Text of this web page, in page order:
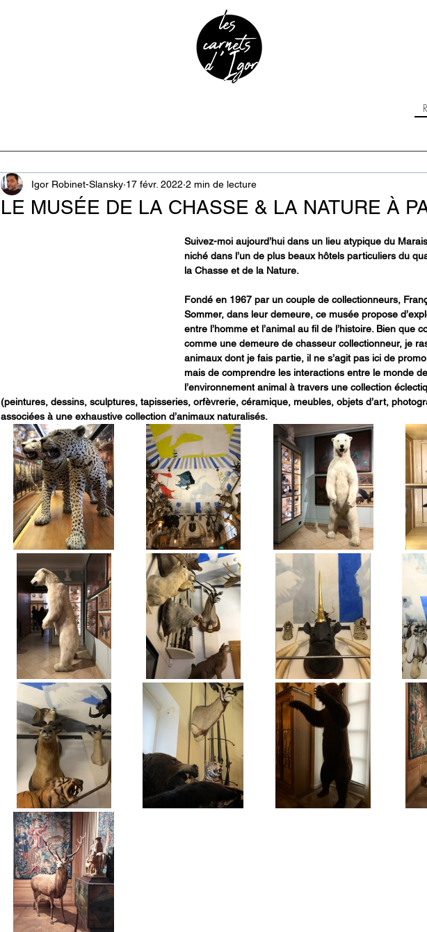
LE MUSÉE DE LA CHASSE & LA NATURE À
Igor Robinet-Slansky 17 févr. 2022 2 min de lecture
Suivez-moi aujourd’hui dans un lieu atypique du
niché dans l’un de plus beaux hôtels particuliers du
la Chasse et de la Nature.
Fondé en 1967 par un couple de collectionneurs,
Sommer, dans leur demeure, ce musée propose
entre l’homme et l’animal au fil de l’histoire. Bien que
comme une demeure de chasseur collectionneur, je
animaux dont je fais partie, il ne s’agit pas ici de
mais de comprendre les interactions entre le monde
l’environnement animal à travers une collection
(peintures, dessins, sculptures, tapisseries, orfèvrerie, céramique, meubles, objets d’art,
associées à une exhaustive collection d’animaux naturalisés.